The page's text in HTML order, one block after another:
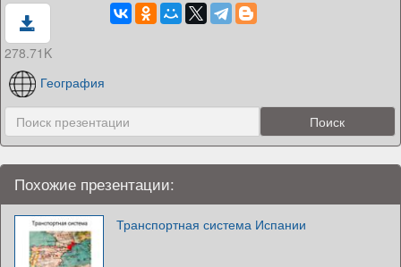
278.71K
География
Похожие презентации:
Транспортная система Испании